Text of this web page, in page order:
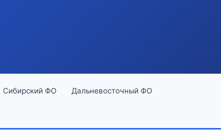
Сибирский ФО Дальневосточный ФО